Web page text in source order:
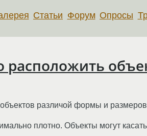
Статьи Форум Опросы
расположить
различой формы и
плотно. Объекты могут